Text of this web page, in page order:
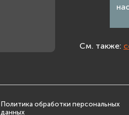
См. также:
Политика обработки персональных
данных